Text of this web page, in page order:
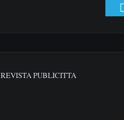
REVISTA PUBLICITTA